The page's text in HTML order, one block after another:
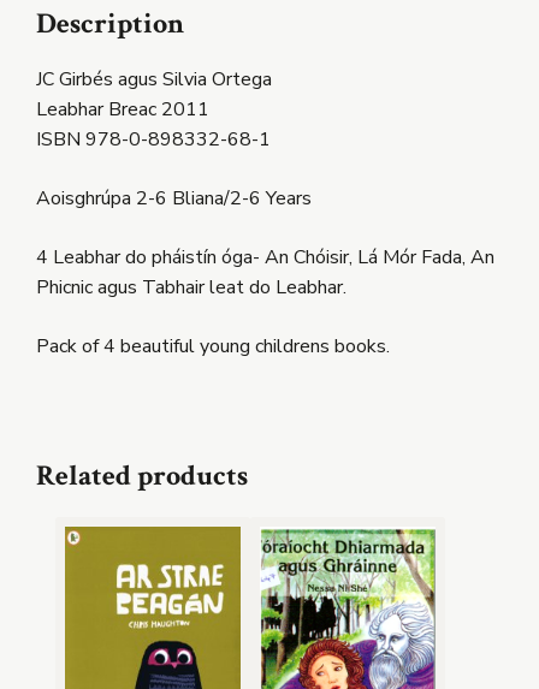
Description
JC Girbés agus Silvia Ortega
Leabhar Breac 2011
ISBN 978-0-898332-68-1
Aoisghrúpa 2-6 Bliana/2-6 Years
4 Leabhar do pháistín óga- An Chóisir, Lá Mór Fada, An
Phicnic agus Tabhair leat do Leabhar.
Pack of 4 beautiful young childrens books.
Related products